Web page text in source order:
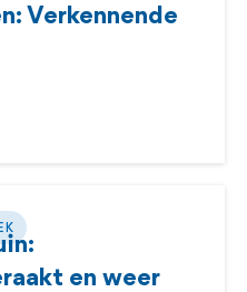
Verkennende
en weer